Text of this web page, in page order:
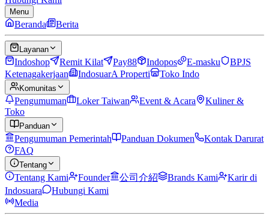
Menu
Beranda Berita
Layanan
Indoshop Remit Kilat Pay88 Indopos E-masku
BPJS
Ketenagakerjaan
IndosuarA Properti Toko Indo
Komunitas
Pengumuman Loker Taiwan Event & Acara
Kuliner &
Toko
Panduan
Pengumuman Pemerintah Panduan Dokumen
Kontak Darurat
FAQ
Tentang
Tentang Kami Founder 公司介紹 Brands Kami
Karir di
Indosuara
Hubungi Kami
Media